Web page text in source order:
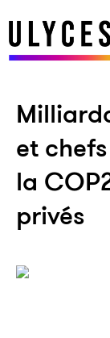
et
la
privés